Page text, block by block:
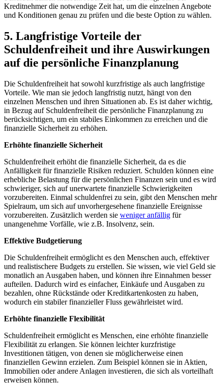
Kreditnehmer die notwendige Zeit hat, um die einzelnen Angebote
und Konditionen genau zu prüfen und die beste Option zu wählen.
5. Langfristige Vorteile der
Schuldenfreiheit und ihre Auswirkungen
auf die persönliche Finanzplanung
Die Schuldenfreiheit hat sowohl kurzfristige als auch langfristige
Vorteile. Wie man sie jedoch langfristig nutzt, hängt von den
einzelnen Menschen und ihren Situationen ab. Es ist daher wichtig,
in Bezug auf Schuldenfreiheit die persönliche Finanzplanung zu
berücksichtigen, um ein stabiles Einkommen zu erreichen und die
finanzielle Sicherheit zu erhöhen.
Erhöhte finanzielle Sicherheit
Schuldenfreiheit erhöht die finanzielle Sicherheit, da es die
Anfälligkeit für finanzielle Risiken reduziert. Schulden können eine
erhebliche Belastung für die persönlichen Finanzen sein und es wird
schwieriger, sich auf unerwartete finanzielle Schwierigkeiten
vorzubereiten. Einmal schuldenfrei zu sein, gibt den Menschen mehr
Spielraum, um sich auf unvorhergesehene finanzielle Ereignisse
vorzubereiten. Zusätzlich werden sie weniger anfällig für
unangenehme Vorfälle, wie z.B. Insolvenz, sein.
Effektive Budgetierung
Die Schuldenfreiheit ermöglicht es den Menschen auch, effektiver
und realistischere Budgets zu erstellen. Sie wissen, wie viel Geld sie
monatlich an Ausgaben haben, und können ihre Einnahmen besser
aufteilen. Dadurch wird es einfacher, Einkäufe und Ausgaben zu
bezahlen, ohne Rückstände oder Kreditkartenkosten zu haben,
wodurch ein stabiler finanzieller Fluss gewährleistet wird.
Erhöhte finanzielle Flexibilität
Schuldenfreiheit ermöglicht es Menschen, eine erhöhte finanzielle
Flexibilität zu erlangen. Sie können leichter kurzfristige
Investitionen tätigen, von denen sie möglicherweise einen
finanziellen Gewinn erzielen. Zum Beispiel können sie in Aktien,
Immobilien oder andere Anlagen investieren, die sich als vorteilhaft
erweisen können.